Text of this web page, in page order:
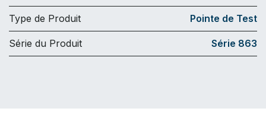
Type de Produit Pointe de Test
Série du Produit Série 863